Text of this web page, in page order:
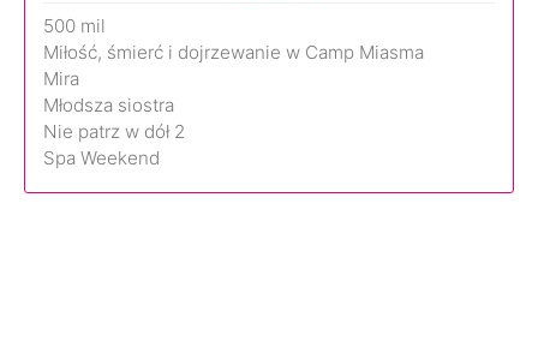
500 mil
Miłość, śmierć i dojrzewanie w Camp Miasma
Mira
Młodsza siostra
Nie patrz w dół 2
Spa Weekend